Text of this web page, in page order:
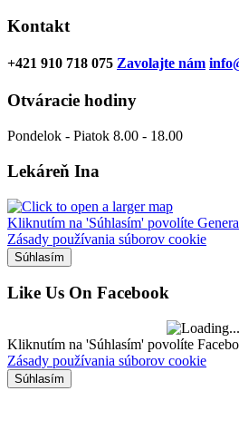
Kontakt
+421 910 718 075 Zavolajte nám
Otváracie hodiny
Pondelok - Piatok 8.00 - 18.00
Lekáreň Ina
Kliknutím na 'Súhlasím' povolíte
Zásady používania súborov cookie
Súhlasím
Like Us On Facebook
Kliknutím na 'Súhlasím' povolíte
Zásady používania súborov cookie
Súhlasím